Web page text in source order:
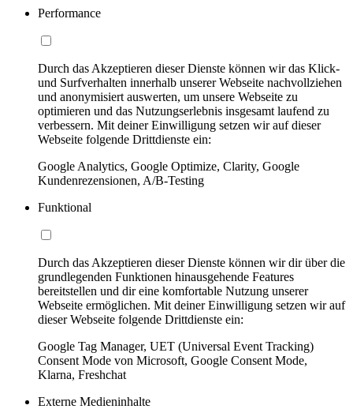
Performance
Durch das Akzeptieren dieser Dienste können wir das Klick-
und Surfverhalten innerhalb unserer Webseite nachvollziehen
und anonymisiert auswerten, um unsere Webseite zu
optimieren und das Nutzungserlebnis insgesamt laufend zu
verbessern. Mit deiner Einwilligung setzen wir auf dieser
Webseite folgende Drittdienste ein:
Google Analytics, Google Optimize, Clarity, Google
Kundenrezensionen, A/B-Testing
Funktional
Durch das Akzeptieren dieser Dienste können wir dir über die
grundlegenden Funktionen hinausgehende Features
bereitstellen und dir eine komfortable Nutzung unserer
Webseite ermöglichen. Mit deiner Einwilligung setzen wir auf
dieser Webseite folgende Drittdienste ein:
Google Tag Manager, UET (Universal Event Tracking)
Consent Mode von Microsoft, Google Consent Mode,
Klarna, Freshchat
Externe Medieninhalte